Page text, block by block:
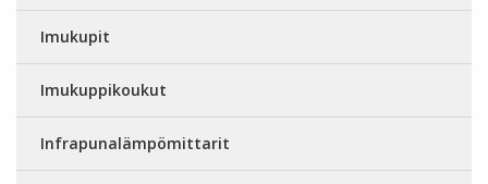
Imukupit
Imukuppikoukut
Infrapunalämpömittarit